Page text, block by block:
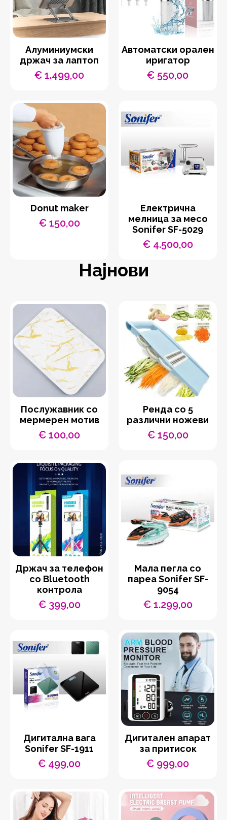
Aлуминиумски
држач за лаптоп
€ 1.499,00
Автоматски орален
иригатор
€ 550,00
Donut maker
€150,00
Eлектрична
мелница за месо
Sonifer SF-5029
€4.500,00
Најнови
Послужавник со
мермерен мотив
€ 100,00
Ренда со 5
различни ножеви
€150,00
Држач за телефон
со Bluetooth
контрола
€399,00
Мала пегла со
пареа Sonifer SF-
9054
€1.299,00
Дигитална вага
Sonifer SF-1911
€ 499,00
Дигитален апарат
за притисок
€ 999,00